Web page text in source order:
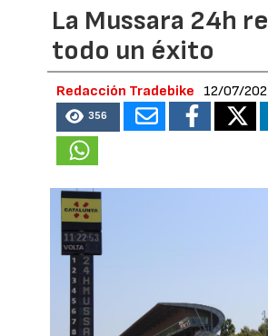
La Mussara 24h
todo un éxito
Redacción Tradebike 12/07/
356